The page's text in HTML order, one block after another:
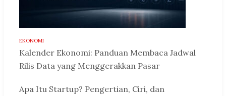
EKONOMI
Kalender Ekonomi: Panduan Membaca Jadwal
Rilis Data yang Menggerakkan Pasar
Apa Itu Startup? Pengertian, Ciri, dan